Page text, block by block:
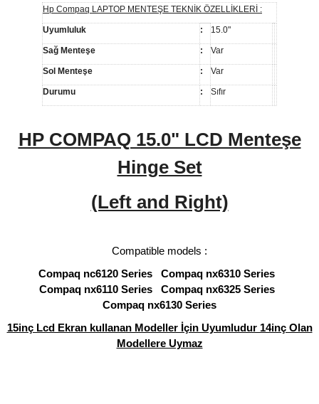
Hp Compaq LAPTOP MENTEŞE TEKNİK ÖZELLİKLERİ :
Uyumluluk : 15.0"
Sağ Menteşe : Var
Sol Menteşe : Var
Durumu : Sıfır
HP COMPAQ 15.0" LCD Menteşe
Hinge Set
(Left and Right)
Compatible models :
Compaq nc6120 Series Compaq nx6310 Series
Compaq nx6110 Series Compaq nx6325 Series
Compaq nx6130 Series
15inç Lcd Ekran kullanan Modeller İçin Uyumludur 14inç Olan
Modellere Uymaz